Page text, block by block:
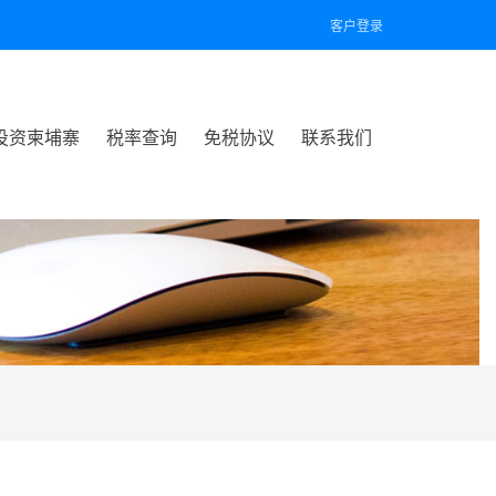
客户登录
资柬埔寨 税率查询 免税协议 联系我们